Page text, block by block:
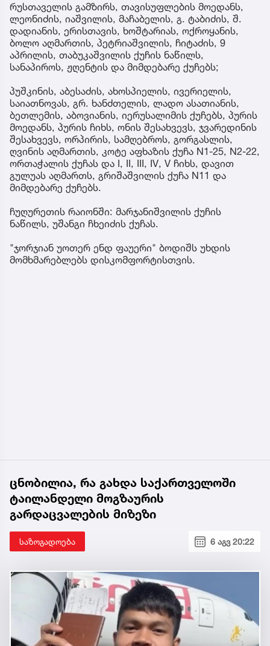
რუსთაველის გამზირს, თავისუფლების მოედანს,
ლეონიძის, იაშვილის, მაჩაბელის, გ. ტაბიძის, შ.
დადიანის, ერისთავის, ხოშტარიას, ოქროყანის,
ბოლო აღმართის, პეტრიაშვილის, ჩიტაძის, 9
აპრილის, თაბუკაშვილის ქუჩის ნაწილს,
სანაპიროს, ჟღენტის და მიმდებარე ქუჩებს;
პუშკინის, აბესაძის, ახოსპიელის, ივერიელის,
საიათნოვას, გრ. ხანძთელის, ლადო ასათიანის,
ბეთლემის, აბოვიანის, იერუსალიმის ქუჩებს, პურის
მოედანს, პურის ჩიხს, ონის შესახვევს, ჯვარედინის
შესახვევს, ორპირის, სამღებროს, გორგასლის,
ღვინის აღმართის, კოტე აფხაზის ქუჩა N1-25, N2-22,
ორთაჭალის ქუჩას და I, II, III, IV, V ჩიხს, დავით
გულუას აღმართს, გრიშაშვილის ქუჩა N11 და
მიმდებარე ქუჩებს.
ჩუღურეთის რაიონში: მარჯანიშვილის ქუჩის
ნაწილს, უშანგი ჩხეიძის ქუჩას.
"ჯორჯიან უოთერ ენდ ფაუერი" ბოდიშს უხდის
მომხმარებლებს დისკომფორტისთვის.
ცნობილია, რა გახდა საქართველოში
ტაილანდელი მოგზაურის
გარდაცვალების მიზეზი
საზოგადოება 6 აგვ 20:22